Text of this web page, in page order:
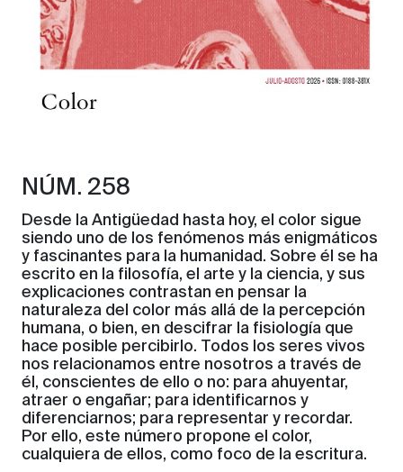
NÚM. 258
Desde la Antigüedad hasta hoy, el color sigue
siendo uno de los fenómenos más enigmáticos
y fascinantes para la humanidad. Sobre él se ha
escrito en la filosofía, el arte y la ciencia, y sus
explicaciones contrastan en pensar la
naturaleza del color más allá de la percepción
humana, o bien, en descifrar la fisiología que
hace posible percibirlo. Todos los seres vivos
nos relacionamos entre nosotros a través de
él, conscientes de ello o no: para ahuyentar,
atraer o engañar; para identificarnos y
diferenciarnos; para representar y recordar.
Por ello, este número propone el color,
cualquiera de ellos, como foco de la escritura.